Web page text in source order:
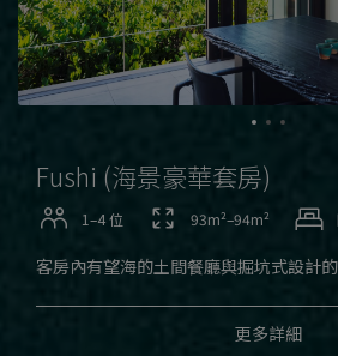
Fushi (海景豪華套房)
1–4 位 93m²–94m²
客房內有望海的土間餐廳與掘坑式設計
更多詳細